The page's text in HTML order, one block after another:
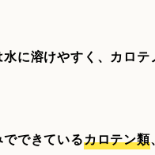
に溶けやすく、カロテ
できているカロテン類